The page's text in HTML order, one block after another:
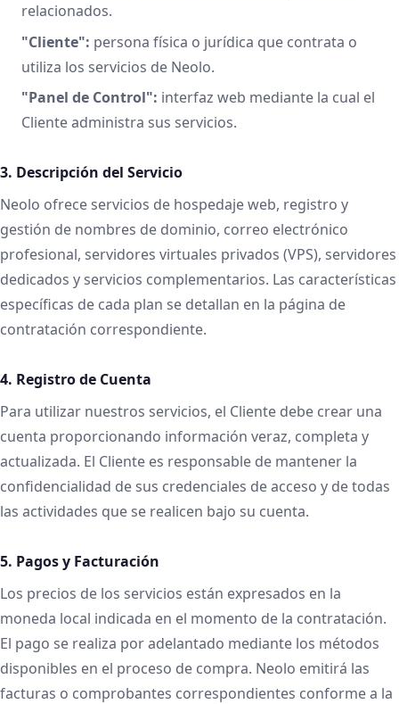
relacionados.
"Cliente": persona física o jurídica que contrata o
utiliza los servicios de Neolo.
"Panel de Control": interfaz web mediante la cual el
Cliente administra sus servicios.
3. Descripción del Servicio
Neolo ofrece servicios de hospedaje web, registro y
gestión de nombres de dominio, correo electrónico
profesional, servidores virtuales privados (VPS), servidores
dedicados y servicios complementarios. Las características
específicas de cada plan se detallan en la página de
contratación correspondiente.
4. Registro de Cuenta
Para utilizar nuestros servicios, el Cliente debe crear una
cuenta proporcionando información veraz, completa y
actualizada. El Cliente es responsable de mantener la
confidencialidad de sus credenciales de acceso y de todas
las actividades que se realicen bajo su cuenta.
5. Pagos y Facturación
Los precios de los servicios están expresados en la
moneda local indicada en el momento de la contratación.
El pago se realiza por adelantado mediante los métodos
disponibles en el proceso de compra. Neolo emitirá las
facturas o comprobantes correspondientes conforme a la